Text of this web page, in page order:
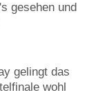
gesehen und
gelingt das
wohl